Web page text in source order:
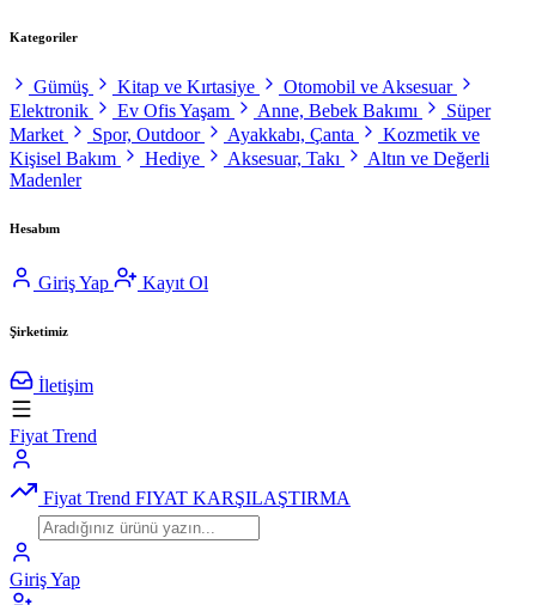
Kategoriler
Gümüş Kitap ve Kırtasiye
Otomobil ve Aksesuar
Elektronik
Ev Ofis Yaşam Anne, Bebek Bakımı
Süper
Market
Spor, Outdoor Ayakkabı, Çanta
Kozmetik ve
Kişisel Bakım
Hediye Aksesuar, Takı
Altın ve Değerli
Madenler
Hesabım
Giriş Yap Kayıt Ol
Şirketimiz
İletişim
Fiyat Trend
Fiyat Trend FIYAT KARŞILAŞTIRMA
Giriş Yap